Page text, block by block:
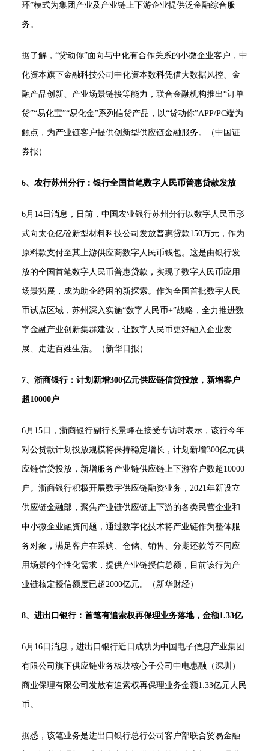
环”模式为集团产业及产业链上下游企业提供泛金融综合服
务。
据了解，“贷动你”面向与中化有合作关系的小微企业客户，中
化资本旗下金融科技公司中化资本数科凭借大数据风控、金
融产品创新、产业场景链接等能力，联合金融机构推出“订单
贷”“易化宝”“易化金”系列信贷产品，以“贷动你”APP/PC端为
触点，为产业链客户提供创新型供应链金融服务。（中国证
券报）
6、农行苏州分行：银行全国首笔数字人民币普惠贷款发放
6月14日消息，日前，中国农业银行苏州分行以数字人民币形
式向太仓亿砼新型材料科技公司发放普惠贷款150万元，作为
原料款支付至其上游供应商数字人民币钱包。这是由银行发
放的全国首笔数字人民币普惠贷款，实现了数字人民币应用
场景拓展，成为助企纾困的新探索。作为全国首批数字人民
币试点区域，苏州深入实施“数字人民币+”战略，全力推进数
字金融产业创新集群建设，让数字人民币更好融入企业发
展、走进百姓生活。（新华日报）
7、浙商银行：计划新增300亿元供应链信贷投放，新增客户
超10000户
6月15日，浙商银行副行长景峰在接受专访时表示，该行今年
对公贷款计划投放规模将保持稳定增长，计划新增300亿元供
应链信贷投放，新增服务产业链供应链上下游客户数超10000
户。浙商银行积极开展数字供应链融资业务，2021年新设立
供应链金融部，聚焦产业链供应链上下游的各类民营企业和
中小微企业融资问题，通过数字化技术将产业链作为整体服
务对象，满足客户在采购、仓储、销售、分期还款等不同应
用场景的个性化需求，提供产业链授信总额，目前该行为产
业链核定授信额度已超2000亿元。（新华财经）
8、进出口银行：首笔有追索权再保理业务落地，金额1.33亿
6月16日消息，进出口银行近日成功为中国电子信息产业集团
有限公司旗下供应链业务板块核心子公司中电惠融（深圳）
商业保理有限公司发放有追索权再保理业务金额1.33亿元人民
币。
据悉，该笔业务是进出口银行总行公司客户部联合贸易金融